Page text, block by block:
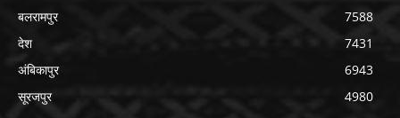
बलरामपुर
7588
देश
7431
अंबिकापुर
6943
सूरजपुर
4980